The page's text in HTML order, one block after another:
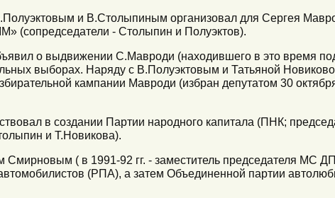
и В.Столыпиным организовал для Сергея
(сопредседатели - Столыпин и Полуэктов).
о выдвижении С.Мавроди (находившего в это время
выборах. Наряду с В.Полуэктовым и Татьяной
кампании Мавроди (избран депутатом 30
в создании Партии народного капитала (ПНК;
и Т.Новикова).
Смирновым ( в 1991-92 гг. - заместитель председателя МС
(РПА), а затем Объединенной партии